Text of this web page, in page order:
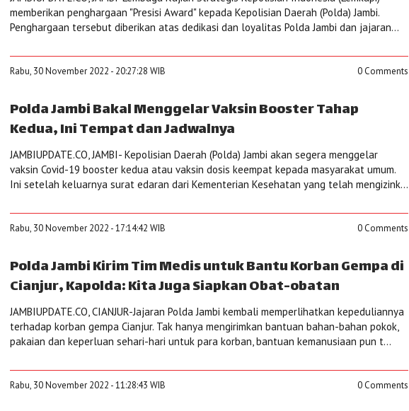
memberikan penghargaan "Presisi Award" kepada Kepolisian Daerah (Polda) Jambi.
Penghargaan tersebut diberikan atas dedikasi dan loyalitas Polda Jambi dan jajaran...
Rabu, 30 November 2022 - 20:27:28 WIB 0 Comments
Polda Jambi Bakal Menggelar Vaksin Booster Tahap
Kedua, Ini Tempat dan Jadwalnya
JAMBIUPDATE.CO, JAMBI- Kepolisian Daerah (Polda) Jambi akan segera menggelar
vaksin Covid-19 booster kedua atau vaksin dosis keempat kepada masyarakat umum.
Ini setelah keluarnya surat edaran dari Kementerian Kesehatan yang telah mengizink...
Rabu, 30 November 2022 - 17:14:42 WIB 0 Comments
Polda Jambi Kirim Tim Medis untuk Bantu Korban Gempa di
Cianjur, Kapolda: Kita Juga Siapkan Obat-obatan
JAMBIUPDATE.CO, CIANJUR-Jajaran Polda Jambi kembali memperlihatkan kepeduliannya
terhadap korban gempa Cianjur. Tak hanya mengirimkan bantuan bahan-bahan pokok,
pakaian dan keperluan sehari-hari untuk para korban, bantuan kemanusiaan pun t...
Rabu, 30 November 2022 - 11:28:43 WIB 0 Comments